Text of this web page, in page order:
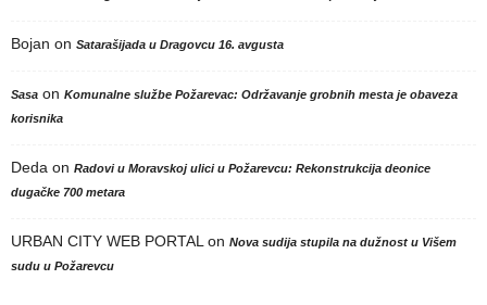
Bojan on Satarašijada u Dragovcu 16. avgusta
Sasa on Komunalne službe Požarevac: Održavanje grobnih mesta je obaveza
korisnika
Deda on Radovi u Moravskoj ulici u Požarevcu: Rekonstrukcija deonice
dugačke 700 metara
URBAN CITY WEB PORTAL on Nova sudija stupila na dužnost u Višem
sudu u Požarevcu